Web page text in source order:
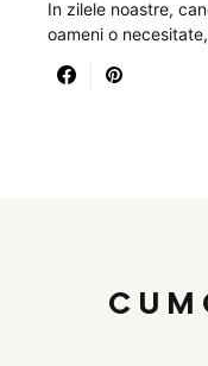
In zilele noastre,
oameni o